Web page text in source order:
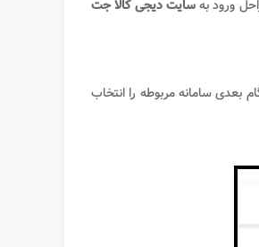
ورود بهسایت دیجی کالا جت
بعدی سامانه مربوطه را انتخاب